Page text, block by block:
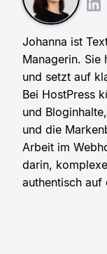
Johanna ist
Managerin. Sie
und setzt auf
Bei HostPress
und
und die
Arbeit im
darin,
authentisch auf